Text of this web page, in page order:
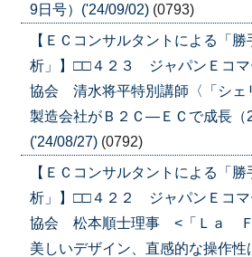
9日号）('24/09/02) (0793)
【ＥＣコンサルタントによる「
析」】□□４２３ ジャパンＥコマ
協会 清水将平特別講師〈「シェ
製造会社がＢ２Ｃ―ＥＣで成長（
('24/08/27) (0792)
【ＥＣコンサルタントによる「
析」】□□４２２ ジャパンＥコマ
協会 松本順士理事 <「Ｌａ
美しいデザイン、直感的な操作